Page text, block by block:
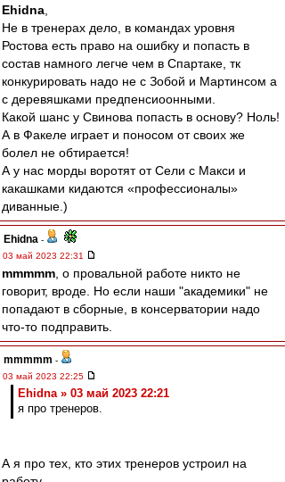
Ehidna
Не в тренерах дело, в командах уровня
Ростова есть право на ошибку и попасть в
состав намного легче чем в Спартаке, тк
конкурировать надо не с Зобой и Мартинсом а
с деревяшками предпенсиоонными.
Какой шанс у Свинова попасть в основу? Ноль!
А в Факеле играет и поносом от своих же
болел не обтирается!
А у нас морды воротят от Сели с Макси и
какашками кидаются «профессионалы»
диванные.)
Ehidna -
03 май 2023 22:31
mmmmm , о провальной работе никто не
говорит, вроде. Но если наши "академики" не
попадают в сборные, в консерватории надо
что-то подправить.
mmmmm -
03 май 2023 22:25
Ehidna » 03 май 2023 22:21
я про тренеров.
А я про тех, кто этих тренеров устроил на